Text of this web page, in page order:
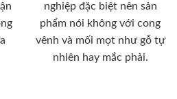
nghiệp đặc biệt nên sản
phẩm nói không với cong
vênh và mối mọt như gỗ tự
nhiên hay mắc phải.